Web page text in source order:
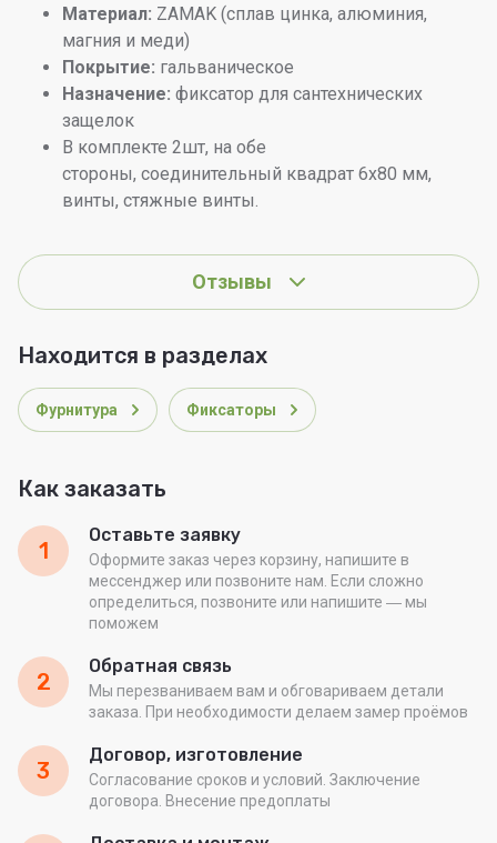
Материал: ZAMAK (сплав цинка, алюминия,
магния и меди)
Покрытие: гальваническое
Назначение: фиксатор для сантехнических
защелок
В комплекте 2шт, на обе
стороны, соединительный квадрат 6x80 мм,
винты, стяжные винты.
Отзывы
Находится в разделах
Фурнитура Фиксаторы
Как заказать
1
Оставьте заявку
Оформите заказ через корзину, напишите в
мессенджер или позвоните нам. Если сложно
определиться, позвоните или напишите ― мы
поможем
2
Обратная связь
Мы перезваниваем вам и обговариваем детали
заказа. При необходимости делаем замер проёмов
3
Договор, изготовление
Согласование сроков и условий. Заключение
договора. Внесение предоплаты